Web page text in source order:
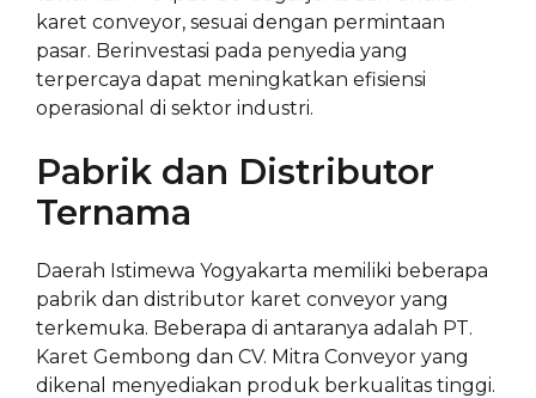
karet conveyor, sesuai dengan permintaan
pasar. Berinvestasi pada penyedia yang
terpercaya dapat meningkatkan efisiensi
operasional di sektor industri.
Pabrik dan Distributor
Ternama
Daerah Istimewa Yogyakarta memiliki beberapa
pabrik dan distributor karet conveyor yang
terkemuka. Beberapa di antaranya adalah PT.
Karet Gembong dan CV. Mitra Conveyor yang
dikenal menyediakan produk berkualitas tinggi.